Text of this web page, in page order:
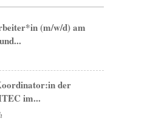
(m/w/d) am
der
im...